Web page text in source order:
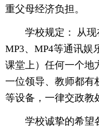
重父母经济负担。
学校规定： 从现
MP3、MP4等通讯娱
课堂上）任何一个地
一位领导、教师都有
等设备，一律交政教
学校诚挚的希望